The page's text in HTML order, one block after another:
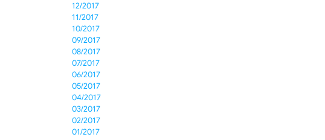
12/2017
11/2017
10/2017
09/2017
08/2017
07/2017
06/2017
05/2017
04/2017
03/2017
02/2017
01/2017